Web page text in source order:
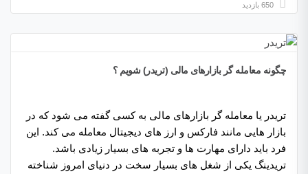
چگونه معامله گر بازارهای مالی (تریدر) شویم ؟
تریدر یا معامله گر بازارهای مالی به کسی گفته می شود که در
بازار هایی مانند فارکس و ارز های دیجیتال معامله می کند. این
فرد باید دارای مهارت ها و تجربه های بسیار زیادی باشد.
تریدینگ یکی از شغل های بسیار سخت در دنیای امروز شناخته